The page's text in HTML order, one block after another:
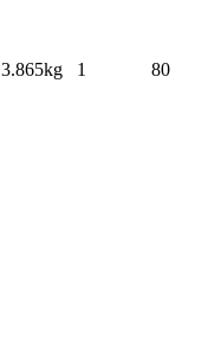
3.865kg 1 80